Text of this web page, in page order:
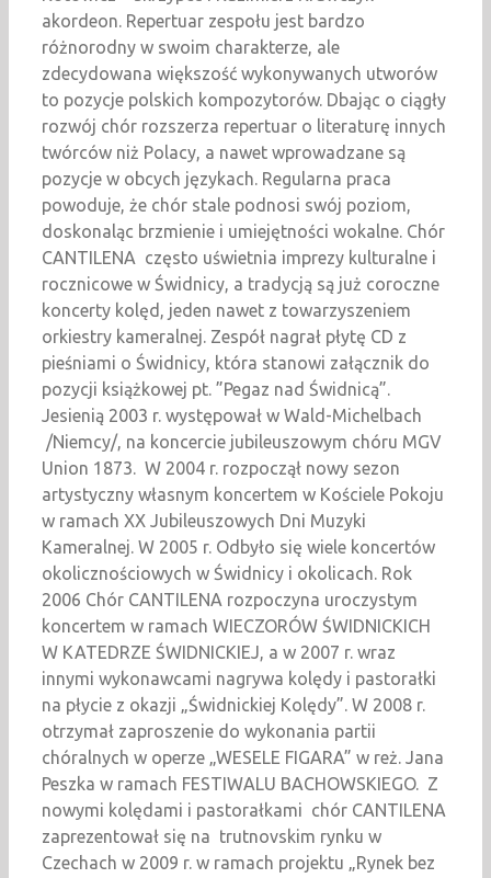
akordeon. Repertuar zespołu jest bardzo
różnorodny w swoim charakterze, ale
zdecydowana większość wykonywanych utworów
to pozycje polskich kompozytorów. Dbając o ciągły
rozwój chór rozszerza repertuar o literaturę innych
twórców niż Polacy, a nawet wprowadzane są
pozycje w obcych językach. Regularna praca
powoduje, że chór stale podnosi swój poziom,
doskonaląc brzmienie i umiejętności wokalne. Chór
CANTILENA często uświetnia imprezy kulturalne i
rocznicowe w Świdnicy, a tradycją są już coroczne
koncerty kolęd, jeden nawet z towarzyszeniem
orkiestry kameralnej. Zespół nagrał płytę CD z
pieśniami o Świdnicy, która stanowi załącznik do
pozycji książkowej pt. ”Pegaz nad Świdnicą”.
Jesienią 2003 r. występował w Wald-Michelbach
/Niemcy/, na koncercie jubileuszowym chóru MGV
Union 1873. W 2004 r. rozpoczął nowy sezon
artystyczny własnym koncertem w Kościele Pokoju
w ramach XX Jubileuszowych Dni Muzyki
Kameralnej. W 2005 r. Odbyło się wiele koncertów
okolicznościowych w Świdnicy i okolicach. Rok
2006 Chór CANTILENA rozpoczyna uroczystym
koncertem w ramach WIECZORÓW ŚWIDNICKICH
W KATEDRZE ŚWIDNICKIEJ, a w 2007 r. wraz
innymi wykonawcami nagrywa kolędy i pastorałki
na płycie z okazji „Świdnickiej Kolędy”. W 2008 r.
otrzymał zaproszenie do wykonania partii
chóralnych w operze „WESELE FIGARA” w reż. Jana
Peszka w ramach FESTIWALU BACHOWSKIEGO. Z
nowymi kolędami i pastorałkami chór CANTILENA
zaprezentował się na trutnovskim rynku w
Czechach w 2009 r. w ramach projektu „Rynek bez